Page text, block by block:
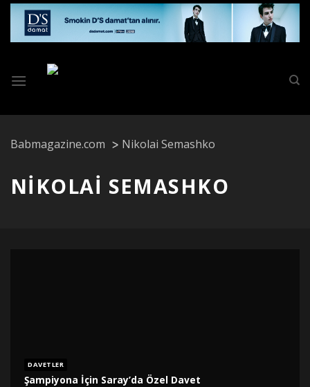
Skip
content
Babmagazine.com Nikolai Semashko
NIKOLAI SEMASHKO
DAVETLER
Şampiyona İçin Saray’da Özel Davet